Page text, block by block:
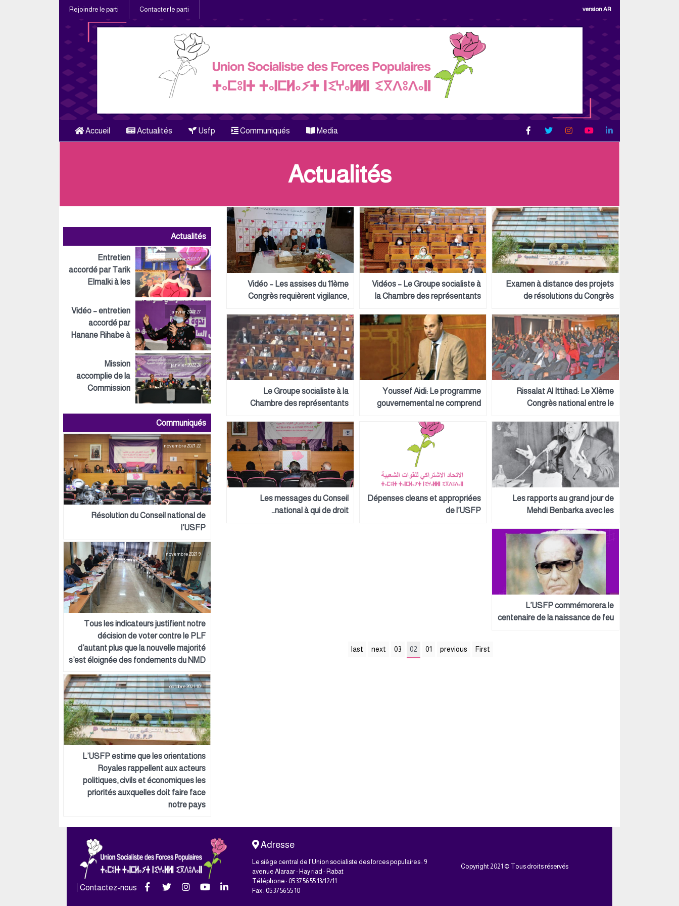
Rejoindre le parti Contacter le parti version AR
Accueil Actualités Usfp Communiqués Media
Actualités
Examen à distance des projets
de résolutions du Congrès
Vidéos – Le Groupe socialiste à
la Chambre des représentants
Justice, de la Transition
numérique et de l’Education
nationale
Vidéo – Les assises du 11ème
Congrès requièrent vigilance,
aux questions insistantes de la
société
Rissalat Al Ittihad: Le XIème
Congrès national entre le
l’opportunisme de la rapine
Youssef Aidi: Le programme
gouvernemental ne comprend
sérieux du gouvernement par
rapport aux attentes du monde
Le Groupe socialiste à la
Chambre des représentants
propos des problèmes de visas
pour les transporteurs
professionnels marocains
Les rapports au grand jour de
Mehdi Benbarka avec les
mouvements de Libération à
travers le monde parlent pour lui
Dépenses cleans et appropriées
de l’USFP
Les messages du Conseil
national à qui de droit…
L’USFP commémorera le
centenaire de la naissance de feu
First
previous
01
02
03
next
last
Actualités
27 janvier 2022
Entretien
accordé par Tarik
Elmalki à les
27 janvier 2022
Vidéo – entretien
accordé par
Hanane Rihabe à
26 janvier 2022
Mission
accomplie de la
Commission
au niveau
organisationnel
que logistique
Communiqués
22 novembre 2021
Résolution du Conseil national de
l’USFP
9 novembre 2021
Tous les indicateurs justifient notre
décision de voter contre le PLF
d’autant plus que la nouvelle majorité
s’est éloignée des fondements du NMD
10 octobre 2021
L’USFP estime que les orientations
Royales rappellent aux acteurs
politiques, civils et économiques les
priorités auxquelles doit faire face
notre pays
Contactez-nous
Adresse
Le siège central de l'Union socialiste des forces populaires : 9
avenue Alaraar - Hay riad - Rabat
Téléphone : 05 37 56 55 13/12/11
Fax : 05 37 56 55 10
Copyright 2021 © Tous droits réservés